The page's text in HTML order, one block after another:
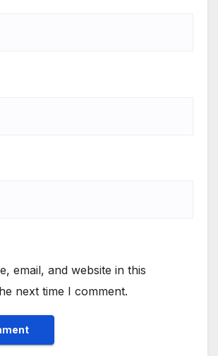
email, and website in this
next time I comment.